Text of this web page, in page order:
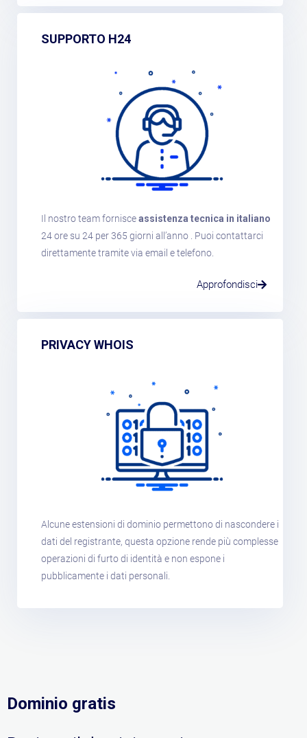
SUPPORTO H24
Il nostro team fornisceassistenza tecnica in italiano
24 ore su 24 per 365 giorni all’anno . Puoi contattarci
direttamente tramite via email e telefono.
Approfondisci
PRIVACY WHOIS
Alcune estensioni di dominio permettono di nascondere i
dati del registrante, questa opzione rende più complesse
operazioni di furto di identità e non espone i
pubblicamente i dati personali.
Dominio gratis